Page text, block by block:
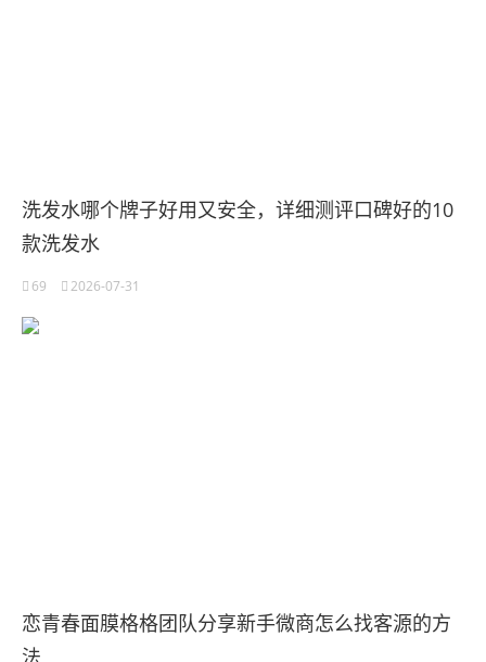
洗发水哪个牌子好用又安全，详细测评口碑好的10
款洗发水
69 2026-07-31
恋青春面膜格格团队分享新手微商怎么找客源的方
法